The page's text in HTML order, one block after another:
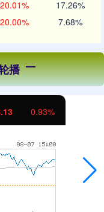
20.01% 17.26%
20.00% 7.68%
播
0.93%